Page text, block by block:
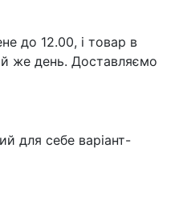
до 12.00, і товар в
же день. Доставляємо
для себе варіант-